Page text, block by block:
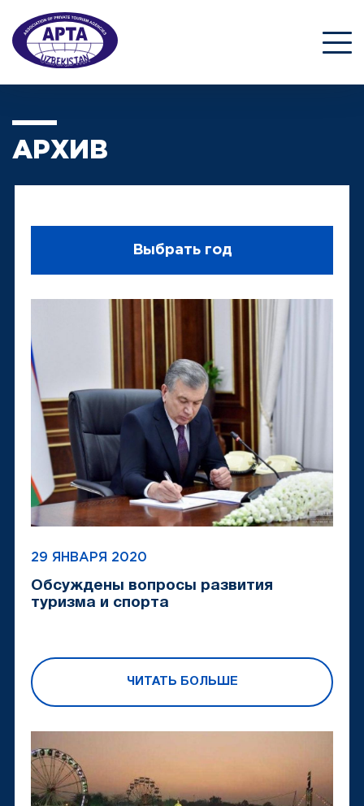
АРХИВ
29 ЯНВАРЯ 2020
Обсуждены вопросы развития
туризма и спорта
ЧИТАТЬ БОЛЬШЕ
Выбрать год